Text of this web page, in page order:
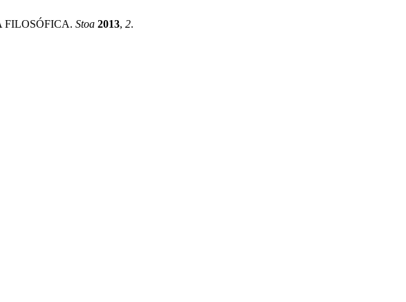
FILOSÓFICA. Stoa 2013, 2.